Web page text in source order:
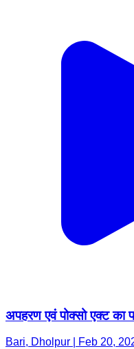
अपहरण एवं पोक्सो एक्ट का
Bari, Dholpur | Feb 20,